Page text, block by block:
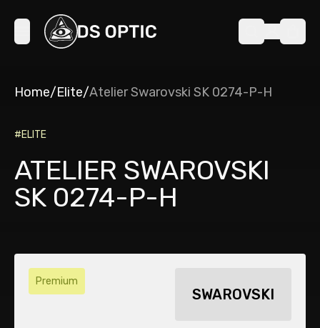
Home/Elite/Atelier Swarovski SK 0274-P-H
#ELITE
ATELIER SWAROVSKI
SK 0274-P-H
Premium
SWAROVSKI